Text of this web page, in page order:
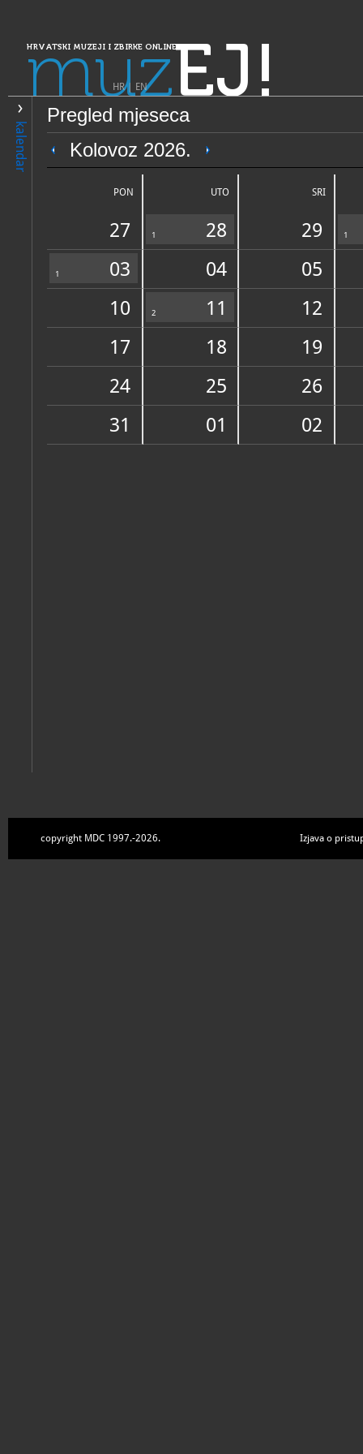
HRVATSKI MUZEJI I ZBIRKE ONLINE
muzEJ!
HR| EN
kalendar
Pregled mjeseca
Kolovoz 2026.
PON UTO SRI
27 1 28 29 1
1 03 04
05
10
2 11
12
17
18
19
24
25
26
31
01 02
PRETRAŽIVANJE
Dalmacija
Etnografska zbirka Bibinje
OPĆI PODACI
Muzej
Zbirka je otvorena
Obuhvaća etnografsku
copyright MDC 1997.-2026. Izjava o